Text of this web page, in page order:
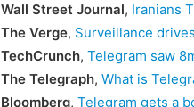
Wall Street Journal, Iranians
The Verge, Surveillance
TechCrunch, Telegram saw
The Telegraph, What is
Bloomberg, Telegram gets a